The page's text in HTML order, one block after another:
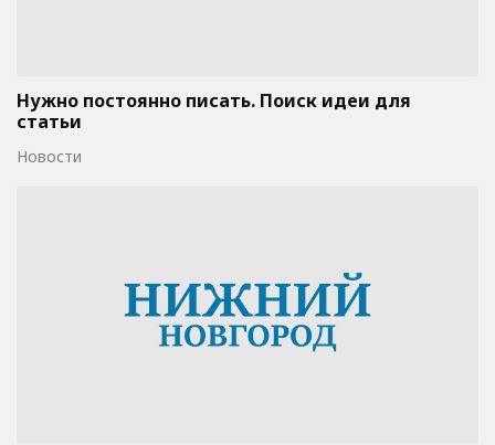
Нужно постоянно писать. Поиск идеи для
статьи
Новости